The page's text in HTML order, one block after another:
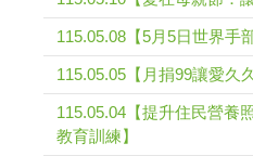
115.05.08【5月5日世界手
115.05.05【月捐99讓愛久
115.05.04【提升住民營養
教育訓練】